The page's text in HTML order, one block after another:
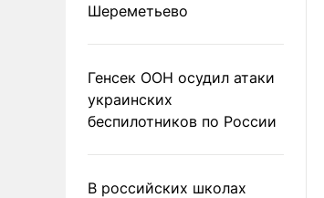
Шереметьево
Генсек ООН осудил атаки
украинских
беспилотников по России
В российских школах